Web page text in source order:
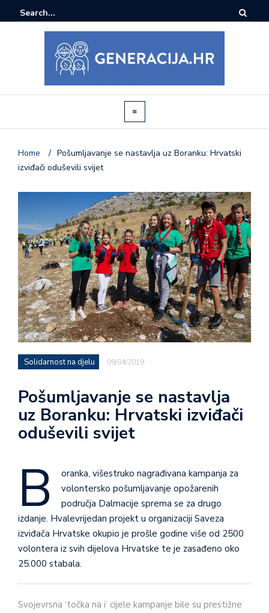
Home / Pošumljavanje se nastavlja uz Boranku: Hrvatski
izviđači oduševili svijet
Solidarnost na djelu 09/04/2019
Pošumljavanje se nastavlja
uz Boranku: Hrvatski izviđači
oduševili svijet
B
oranka, višestruko nagrađivana kampanja za
volontersko pošumljavanje opožarenih
područja Dalmacije sprema se za drugo
izdanje. Hvalevrijedan projekt u organizaciji Saveza
izviđača Hrvatske okupio je prošle godine više od 2500
volontera iz svih dijelova Hrvatske te je zasađeno oko
25.000 stabala.
Svojevrsna ‘točka na i’ cijele kampanje bile su prestižne